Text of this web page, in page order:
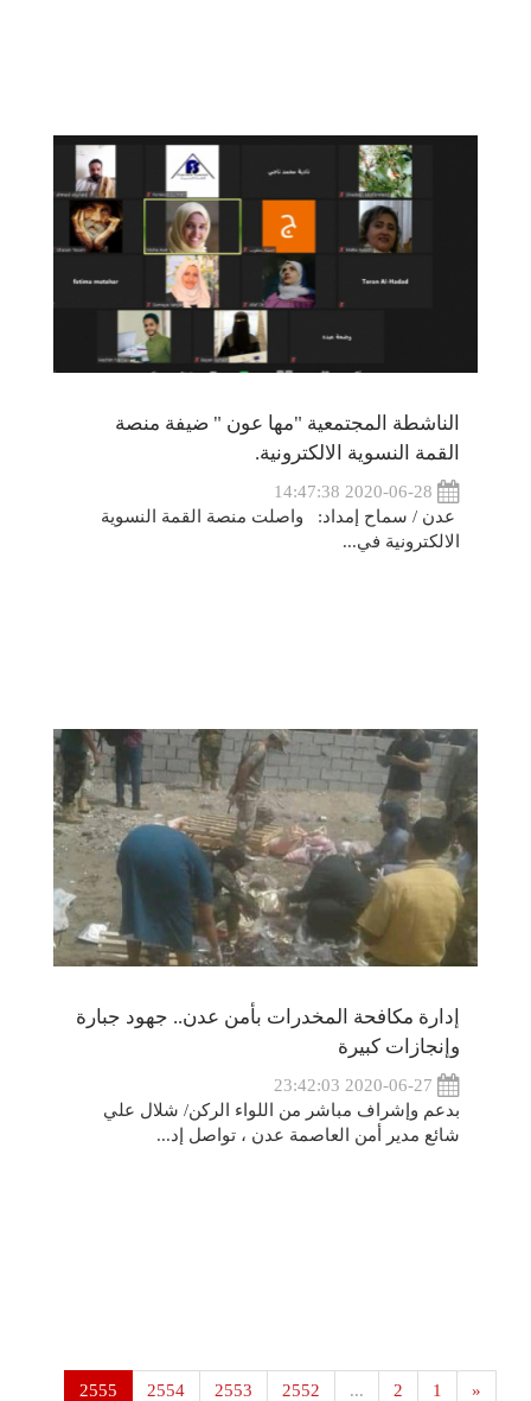
الناشطة المجتمعية "مها عون " ضيفة منصة
القمة النسوية الالكترونية.
عدن / سماح إمداد: واصلت منصة القمة النسوية
الالكترونية في...
إدارة مكافحة المخدرات بأمن عدن.. جهود جبارة
وإنجازات كبيرة
بدعم وإشراف مباشر من اللواء الركن/ شلال علي
شائع مدير أمن العاصمة عدن ، تواصل إد...
«
1
2
...
2552
2553
2554
2555